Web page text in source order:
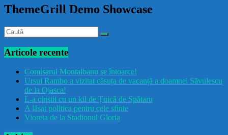
ThemeGrill Demo Showcase
Articole recente
Comisarul Montalbanu se întoarce!
Ursul Rambo a vizitat căsuța de vacanță a doamnei Săvulescu
de la Ojasca!
L-a cinstit cu un kil de Țuică de Spătaru
A lăsat politica pentru cele sfinte
Vioreta de la Stadionul Gloria